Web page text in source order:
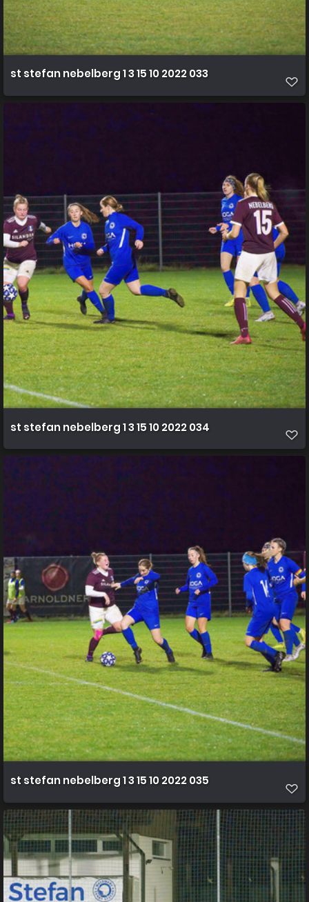
st stefan nebelberg 1 3 15 10 2022 033
st stefan nebelberg 1 3 15 10 2022 034
st stefan nebelberg 1 3 15 10 2022 035